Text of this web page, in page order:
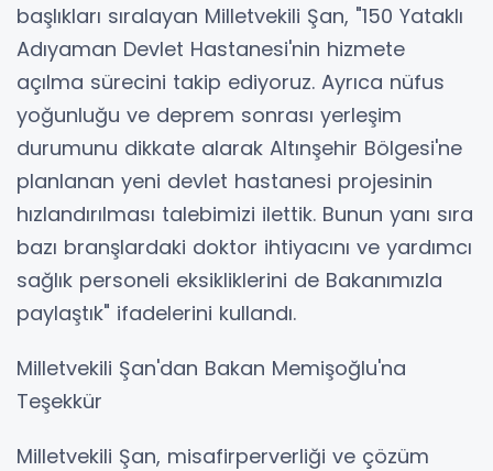
başlıkları sıralayan Milletvekili Şan, "150 Yataklı
Adıyaman Devlet Hastanesi'nin hizmete
açılma sürecini takip ediyoruz. Ayrıca nüfus
yoğunluğu ve deprem sonrası yerleşim
durumunu dikkate alarak Altınşehir Bölgesi'ne
planlanan yeni devlet hastanesi projesinin
hızlandırılması talebimizi ilettik. Bunun yanı sıra
bazı branşlardaki doktor ihtiyacını ve yardımcı
sağlık personeli eksikliklerini de Bakanımızla
paylaştık" ifadelerini kullandı.
Milletvekili Şan'dan Bakan Memişoğlu'na
Teşekkür
Milletvekili Şan, misafirperverliği ve çözüm